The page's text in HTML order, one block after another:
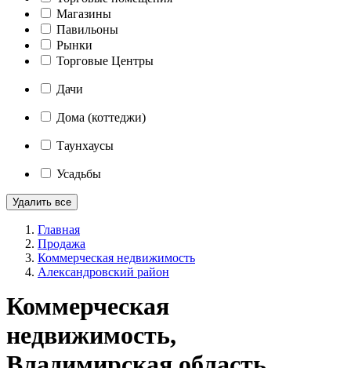
Магазины
Павильоны
Рынки
Торговые Центры
Дачи
Дома (коттеджи)
Таунхаусы
Усадьбы
Удалить все
Главная
Продажа
Коммерческая недвижимость
Александровский район
Коммерческая
недвижимость,